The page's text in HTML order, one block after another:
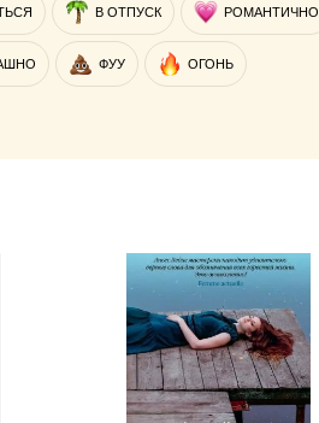
В ОТПУСК РОМАНТИЧНО
ФУУ ОГОНЬ